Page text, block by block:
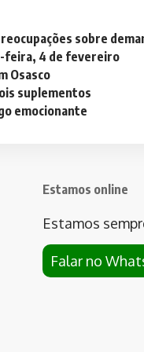
sobre
feira, 4 de fevereiro
Osasco
suplementos
emocionante
Estamos online
Estamos
Falar no